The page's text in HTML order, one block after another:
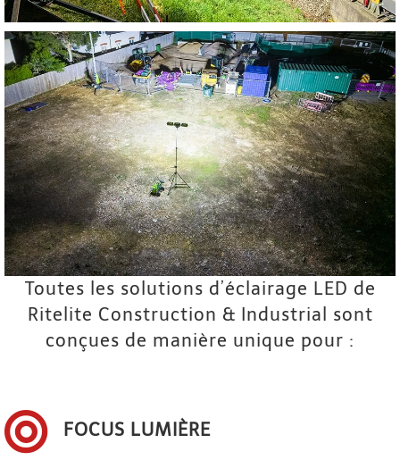
Toutes les solutions d’éclairage LED de
Ritelite Construction & Industrial sont
conçues de manière unique pour :
FOCUS LUMIÈRE